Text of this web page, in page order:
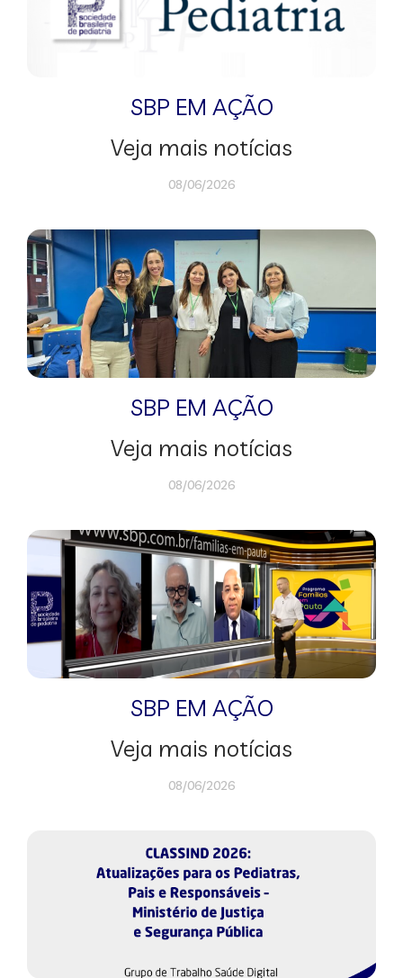
SBP EM AÇÃO
Veja mais notícias
08/06/2026
SBP EM AÇÃO
Veja mais notícias
08/06/2026
SBP EM AÇÃO
Veja mais notícias
08/06/2026